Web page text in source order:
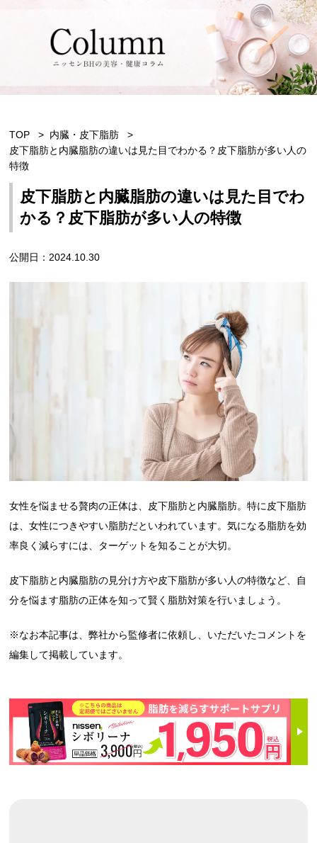
TOP
内臓・皮下脂肪
皮下脂肪と内臓脂肪の違いは見た目でわかる？皮下脂肪が多い人の
特徴
皮下脂肪と内臓脂肪の違いは見た目でわ
かる？皮下脂肪が多い人の特徴
公開日：2024.10.30
女性を悩ませる贅肉の正体は、皮下脂肪と内臓脂肪。特に皮下脂肪
は、女性につきやすい脂肪だといわれています。気になる脂肪を効
率良く減らすには、ターゲットを知ることが大切。
皮下脂肪と内臓脂肪の見分け方や皮下脂肪が多い人の特徴など、自
分を悩ます脂肪の正体を知って賢く脂肪対策を行いましょう。
※なお本記事は、弊社から監修者に依頼し、いただいたコメントを
編集して掲載しています。